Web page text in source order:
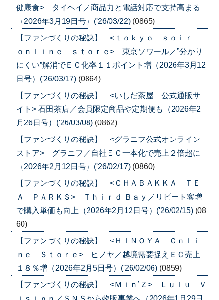
健康食> タイヘイ／商品力と電話対応で支持高まる
（2026年3月19日号）('26/03/22) (0865)
【ファンづくりの秘訣】 <ｔｏｋｙｏ ｓｏｉｒ
ｏｎｌｉｎｅ ｓｔｏｒｅ> 東京ソワール／”分かり
にくい”解消でＥＣ化率１１ポイント増（2026年3月12
日号）('26/03/17) (0864)
【ファンづくりの秘訣】 <いしだ茶屋 公式通販サ
イト> 石田茶店／会員限定商品や定期便も（2026年2
月26日号）('26/03/08) (0862)
【ファンづくりの秘訣】 <グラニフ公式オンライン
ストア> グラニフ／自社ＥＣ一本化で売上２倍超に
（2026年2月12日号）('26/02/17) (0860)
【ファンづくりの秘訣】 <ＣＨＡＢＡＫＫＡ ＴＥ
Ａ ＰＡＲＫＳ> Ｔｈｉｒｄ Ｂａｙ／リピート客増
で購入単価も向上（2026年2月12日号）('26/02/15) (08
60)
【ファンづくりの秘訣】 <ＨＩＮＯＹＡ Ｏｎｌｉ
ｎｅ Ｓｔｏｒｅ> ヒノヤ／越境需要捉えＥＣ売上
１８％増（2026年2月5日号）('26/02/06) (0859)
【ファンづくりの秘訣】 <Ｍｉｎ’Ｚ> Ｌｕｌｕ Ｖ
ｉｓｉｏｎ／ＳＮＳから物販事業へ（2026年1月29日